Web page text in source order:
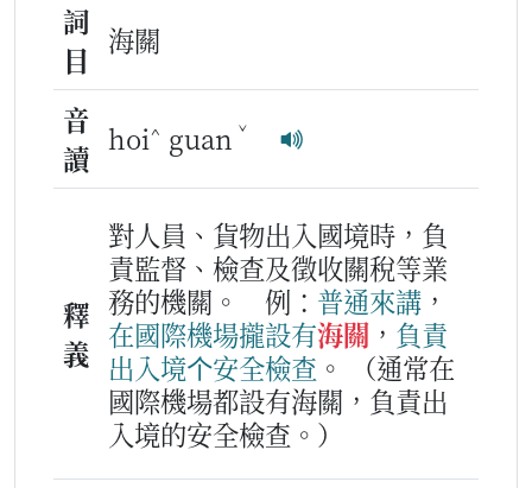
詞
目
海關
音
讀
hoi^ guan ˇ
釋
義
對人員、貨物出入國境時，負
責監督、檢查及徵收關稅等業
務的機關。
例： 普通來講 ，
在國際機場攏設有海關 ， 負責
出入境个安全檢查 。
（通常在
國際機場都設有海關，負責出
入境的安全檢查。）